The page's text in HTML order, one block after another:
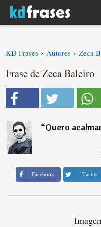
KD Frases › Autores › Zeca
Frase de Zeca Baleiro
“Quero
―
Facebook Twitter